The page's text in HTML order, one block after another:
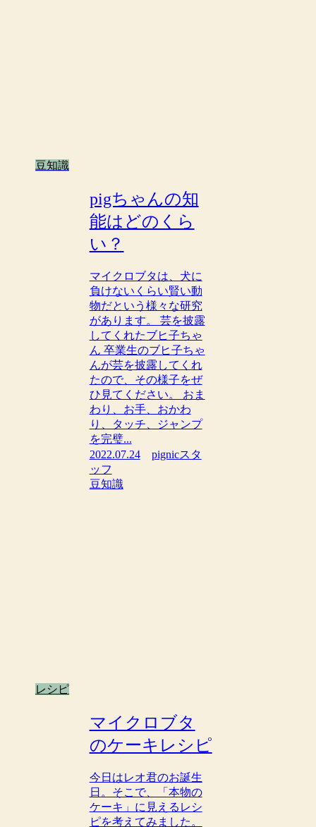
豆知識
pigちゃんの知
能はどのくら
い？
マイクロブタは、犬に
負けないくらい賢い動
物だという様々な研究
があります。 芸を披露
してくれたブヒ子ちゃ
ん 卒業生のブヒ子ちゃ
んが芸を披露してくれ
たので、その様子をぜ
ひ見てください。 おま
わり、お手、おかわ
り、タッチ、ジャンプ
を完璧...
2022.07.24
pignicスタ
ッフ
豆知識
レシピ
マイクロブタ
のケーキレシピ
今日はレオ君のお誕生
日。そこで、「本物の
ケーキ」に見えるレシ
ピを考えてみました。